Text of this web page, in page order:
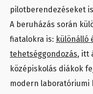
pilotberendezéseket
A beruházás során
fiatalokra is: különálló
tehetséggondozás, itt
középiskolás diákok
modern laboratóriumi